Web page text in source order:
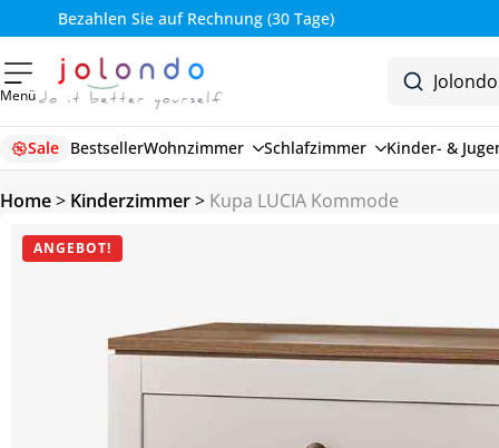
Bezahlen Sie auf Rechnung (30 Tage)
Menü
Sale BestsellerWohnzimmer Schlafzimmer Kinder- &
Home> Kinderzimmer> Kupa LUCIA Kommode
ANGEBOT!